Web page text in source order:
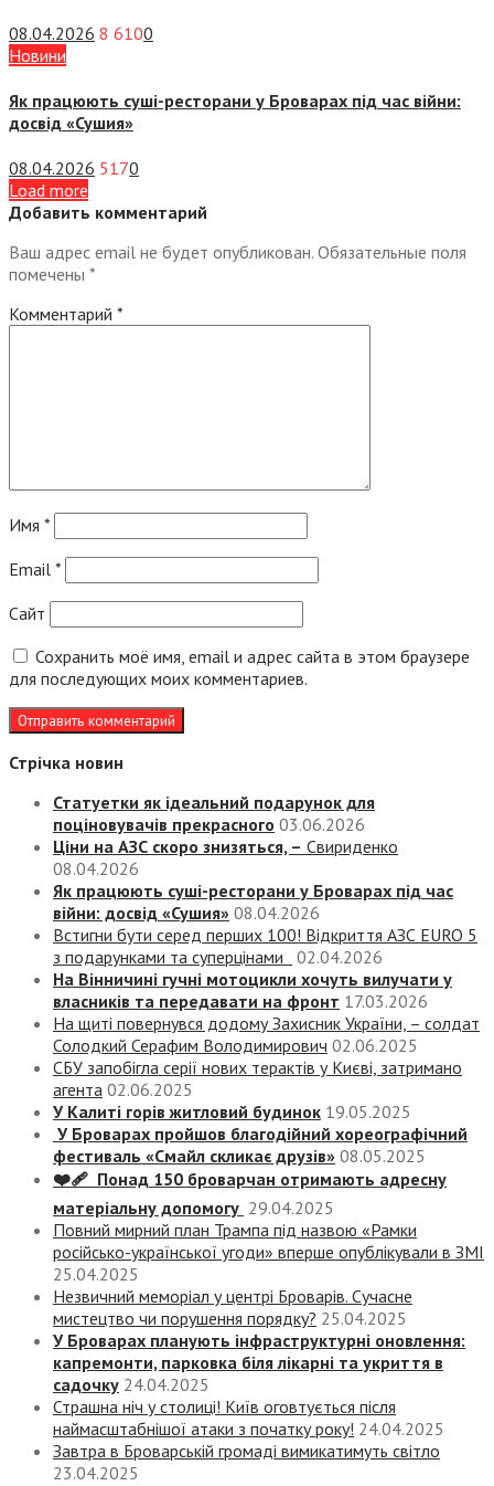
08.04.2026 8 6100
Новини
Як працюють суші-ресторани у Броварах під час війни:
досвід «Сушия»
08.04.2026 5170
Load more
Добавить комментарий
Ваш адрес email не будет опубликован. Обязательные поля
помечены *
Комментарий *
Имя *
Email *
Сайт
Сохранить моё имя, email и адрес сайта в этом браузере
для последующих моих комментариев.
Стрічка новин
Статуетки як ідеальний подарунок для
поціновувачів прекрасного 03.06.2026
Ціни на АЗС скоро знизяться, – Свириденко
08.04.2026
Як працюють суші-ресторани у Броварах під час
війни: досвід «Сушия» 08.04.2026
Встигни бути серед перших 100! Відкриття АЗС EURO 5
з подарунками та суперцінами
02.04.2026
На Вінничині гучні мотоцикли хочуть вилучати у
власників та передавати на фронт 17.03.2026
На щиті повернувся додому Захисник України, – солдат
Солодкий Серафим Володимирович 02.06.2025
СБУ запобігла серії нових терактів у Києві, затримано
агента 02.06.2025
У Калиті горів житловий будинок 19.05.2025
У Броварах пройшов благодійний хореографічний
фестиваль «Смайл скликає друзів» 08.05.2025
❤️‍🩹 Понад 150 броварчан отримають адресну
матеріальну допомогу 29.04.2025
Повний мирний план Трампа під назвою «‎Рамки
російсько-української угоди» вперше опублікували в ЗМІ
25.04.2025
Незвичний меморіал у центрі Броварів. Сучасне
мистецтво чи порушення порядку? 25.04.2025
У Броварах планують інфраструктурні оновлення:
капремонти, парковка біля лікарні та укриття в
садочку 24.04.2025
Страшна ніч у столиці! Київ оговтується після
наймасштабнішої атаки з початку року! 24.04.2025
Завтра в Броварській громаді вимикатимуть світло
23.04.2025